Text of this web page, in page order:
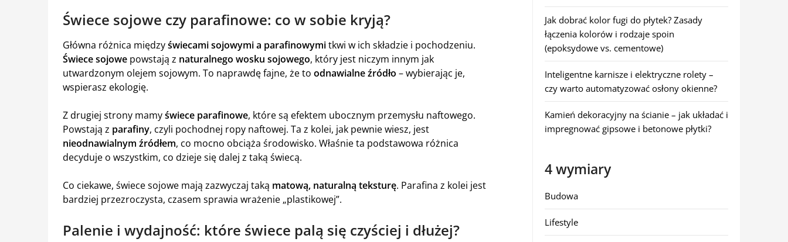
Świece sojowe czy parafinowe: co w sobie kryją?
Główna różnica międzyświecami sojowymi a parafinowymitkwi w ich składzie i pochodzeniu.
Świece sojowe powstają z naturalnego wosku sojowego, który jest niczym innym jak
utwardzonym olejem sojowym. To naprawdę fajne, że to odnawialne źródło – wybierając je,
wspierasz ekologię.
Z drugiej strony mamyświece parafinowe, które są efektem ubocznym przemysłu naftowego.
Powstają z parafiny, czyli pochodnej ropy naftowej. Ta z kolei, jak pewnie wiesz, jest
nieodnawialnym źródłem, co mocno obciąża środowisko. Właśnie ta podstawowa różnica
decyduje o wszystkim, co dzieje się dalej z taką świecą.
Co ciekawe, świece sojowe mają zazwyczaj taką matową, naturalną teksturę. Parafina z kolei jest
bardziej przezroczysta, czasem sprawia wrażenie „plastikowej”.
Palenie i wydajność: które świece palą się czyściej i dłużej?
Jak dobrać kolor fugi do płytek? Zasady
łączenia kolorów i rodzaje spoin
(epoksydowe vs. cementowe)
Inteligentne karnisze i elektryczne rolety –
czy warto automatyzować osłony okienne?
Kamień dekoracyjny na ścianie – jak układać i
impregnować gipsowe i betonowe płytki?
4 wymiary
Budowa
Lifestyle